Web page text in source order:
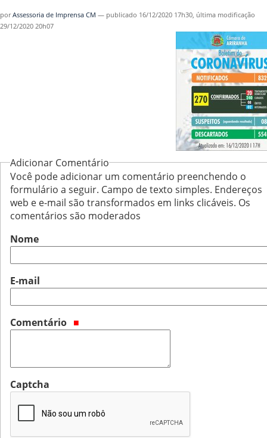
porAssessoria de Imprensa CM — publicado 16/12/2020 17h30, última modificação
29/12/2020 20h07
Adicionar Comentário
Você pode adicionar um comentário preenchendo o
formulário a seguir. Campo de texto simples. Endereços
web e e-mail são transformados em links clicáveis. Os
comentários são moderados
Nome
E-mail
Comentário
Captcha